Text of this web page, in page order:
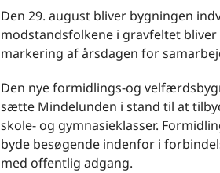
Den 29. august bliver bygningen
modstandsfolkene i gravfeltet
markering af årsdagen for
Den nye formidlings-og
sætte Mindelunden i stand til at
skole- og gymnasieklasser.
byde besøgende indenfor i
med offentlig adgang.